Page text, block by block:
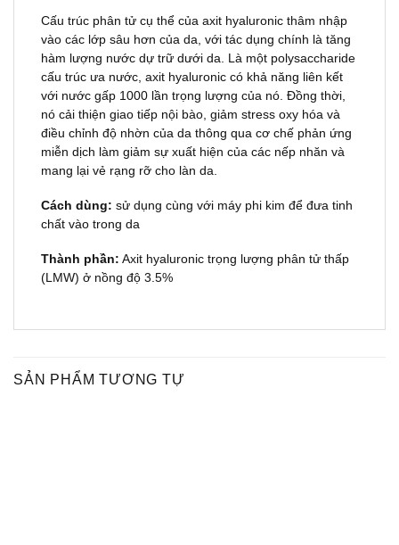
Cấu trúc phân tử cụ thể của axit hyaluronic thâm nhập
vào các lớp sâu hơn của da, với tác dụng chính là tăng
hàm lượng nước dự trữ dưới da. Là một polysaccharide
cấu trúc ưa nước, axit hyaluronic có khả năng liên kết
với nước gấp 1000 lần trọng lượng của nó. Đồng thời,
nó cải thiện giao tiếp nội bào, giảm stress oxy hóa và
điều chỉnh độ nhờn của da thông qua cơ chế phản ứng
miễn dịch làm giảm sự xuất hiện của các nếp nhăn và
mang lại vẻ rạng rỡ cho làn da.
Cách dùng: sử dụng cùng với máy phi kim để đưa tinh
chất vào trong da
Thành phần: Axit hyaluronic trọng lượng phân tử thấp
(LMW) ở nồng độ 3.5%
SẢN PHẨM TƯƠNG TỰ